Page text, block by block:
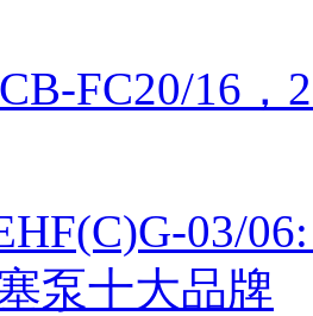
FC20/16，
03/
泵十大品牌